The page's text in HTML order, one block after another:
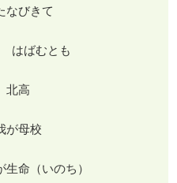
なびきて
はばむとも
高
母校
命（いのち）